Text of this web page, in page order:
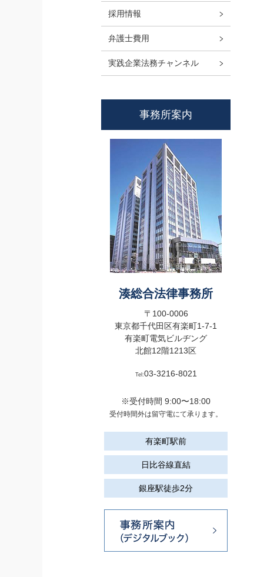
採用情報
弁護士費用
実践企業法務チャンネル
事務所案内
湊総合法律事務所
〒100-0006
東京都千代田区有楽町1-7-1
有楽町電気ビルヂング
北館12階1213区
Tel:03-3216-8021
※受付時間 9:00〜18:00
受付時間外は留守電にて承ります。
有楽町駅前
日比谷線直結
銀座駅徒歩2分